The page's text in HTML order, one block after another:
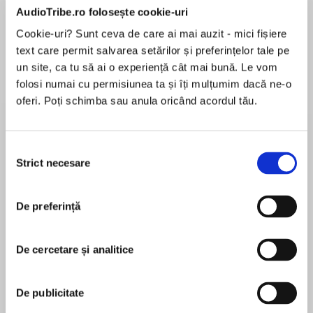
AudioTribe.ro folosește cookie-uri
Cookie-uri? Sunt ceva de care ai mai auzit - mici fișiere
text care permit salvarea setărilor și preferințelor tale pe
un site, ca tu să ai o experiență cât mai bună. Le vom
folosi numai cu permisiunea ta și îți mulțumim dacă ne-o
oferi. Poți schimba sau anula oricând acordul tău.
consimțământului
Strict necesare
De preferință
De cercetare și analitice
De publicitate
Desprecarte
‘Delightful banter and delicious passion…
simply divine!’
A Masked Stranger. A Passionate Encounter. A
The unmissable sexy historical romance for
summer. Perfect for fans of Poldark and Vanity
MAI MULT
pentru această carte
Eva Leigh is a USA Today bestselling romance